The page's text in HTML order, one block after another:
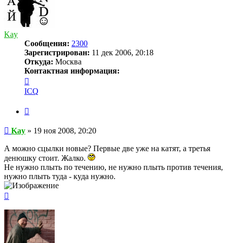
Kay
Сообщения: 2300
Зарегистрирован: 11 дек 2006, 20:18
Откуда: Москва
Контактная информация:
информация
пользователя
ICQ
Сообщение
Kay » 19 ноя 2008, 20:20
А можно сцылки новые? Первые две уже на катят, а третья
денюшку стоит. Жалко.
Не нужно плыть по течению, не нужно плыть против течения,
нужно плыть туда - куда нужно.
началу